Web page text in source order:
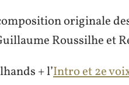
originale
Roussilhe et
+ l’Intro et 2e